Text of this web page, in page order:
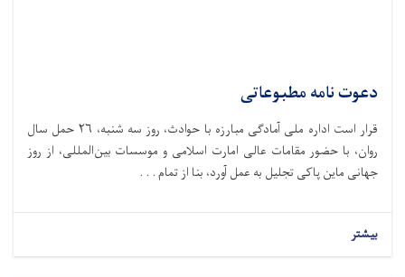
دعوت نامه مطبوعاتی
قرار است اداره ملی آمادگی مبارزه با حوادث،‌ روز سه شنبه، ۲۶ حمل سال
روان، با حضور مقامات عالی امارت اسلامی و موسسات بین‌المللی، از روز
جهانی ماین پاکی تجلیل به عمل آورد، بنا از تمام . . .
بیشتر